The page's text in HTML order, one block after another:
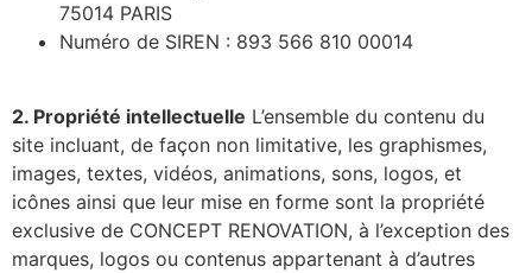
75014 PARIS
Numéro de SIREN : 893 566 810 00014
2. Propriété intellectuelle L’ensemble du contenu du
site incluant, de façon non limitative, les graphismes,
images, textes, vidéos, animations, sons, logos, et
icônes ainsi que leur mise en forme sont la propriété
exclusive de CONCEPT RENOVATION, à l’exception des
marques, logos ou contenus appartenant à d’autres